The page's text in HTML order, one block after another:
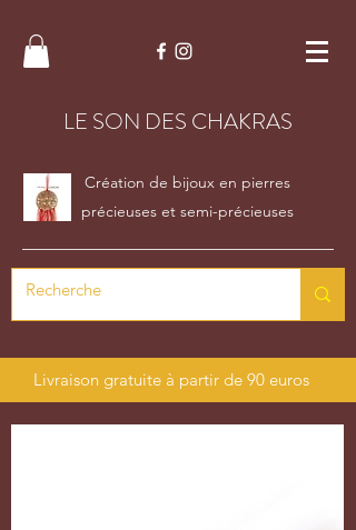
LE SON DES CHAKRAS
Création de bijoux en pierres
précieuses et semi-précieuses
Livraison gratuite à partir de 90 euros